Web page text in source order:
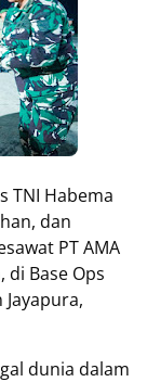
TNI Habema
dan
PT AMA
di Base Ops
dunia dalam